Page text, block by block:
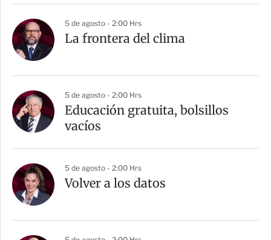
5 de agosto - 2:00 Hrs
La frontera del clima
5 de agosto - 2:00 Hrs
Educación gratuita, bolsillos
vacíos
5 de agosto - 2:00 Hrs
Volver a los datos